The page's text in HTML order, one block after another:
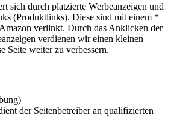
sich durch platzierte Werbeanzeigen und
(Produktlinks). Diese sind mit einem *
verlinkt. Durch das Anklicken der
verdienen wir einen kleinen
Seite weiter zu verbessern.
der Seitenbetreiber an qualifizierten